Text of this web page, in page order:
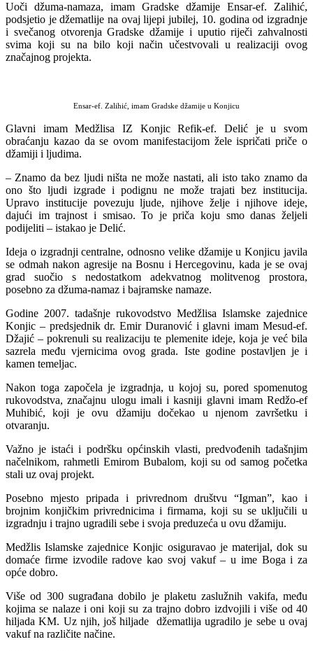
Uoči džuma-namaza, imam Gradske džamije Ensar-ef. Zalihić,
podsjetio je džematlije na ovaj lijepi jubilej, 10. godina od izgradnje
i svečanog otvorenja Gradske džamije i uputio riječi zahvalnosti
svima koji su na bilo koji način učestvovali u realizaciji ovog
značajnog projekta.
Ensar-ef. Zalihić, imam Gradske džamije u Konjicu
Glavni imam Medžlisa IZ Konjic Refik-ef. Delić je u svom
obraćanju kazao da se ovom manifestacijom žele ispričati priče o
džamiji i ljudima.
– Znamo da bez ljudi ništa ne može nastati, ali isto tako znamo da
ono što ljudi izgrade i podignu ne može trajati bez institucija.
Upravo institucije povezuju ljude, njihove želje i njihove ideje,
dajući im trajnost i smisao. To je priča koju smo danas željeli
podijeliti – istakao je Delić.
Ideja o izgradnji centralne, odnosno velike džamije u Konjicu javila
se odmah nakon agresije na Bosnu i Hercegovinu, kada je se ovaj
grad suočio s nedostatkom adekvatnog molitvenog prostora,
posebno za džuma-namaz i bajramske namaze.
Godine 2007. tadašnje rukovodstvo Medžlisa Islamske zajednice
Konjic – predsjednik dr. Emir Duranović i glavni imam Mesud-ef.
Džajić – pokrenuli su realizaciju te plemenite ideje, koja je već bila
sazrela među vjernicima ovog grada. Iste godine postavljen je i
kamen temeljac.
Nakon toga započela je izgradnja, u kojoj su, pored spomenutog
rukovodstva, značajnu ulogu imali i kasniji glavni imam Redžo-ef
Muhibić, koji je ovu džamiju dočekao u njenom završetku i
otvaranju.
Važno je istaći i podršku općinskih vlasti, predvođenih tadašnjim
načelnikom, rahmetli Emirom Bubalom, koji su od samog početka
stali uz ovaj projekt.
Posebno mjesto pripada i privrednom društvu “Igman”, kao i
brojnim konjičkim privrednicima i firmama, koji su se uključili u
izgradnju i trajno ugradili sebe i svoja preduzeća u ovu džamiju.
Medžlis Islamske zajednice Konjic osiguravao je materijal, dok su
domaće firme izvodile radove kao svoj vakuf – u ime Boga i za
opće dobro.
Više od 300 sugrađana dobilo je plaketu zaslužnih vakifa, među
kojima se nalaze i oni koji su za trajno dobro izdvojili i više od 40
hiljada KM. Uz njih, još hiljade džematlija ugradilo je sebe u ovaj
vakuf na različite načine.